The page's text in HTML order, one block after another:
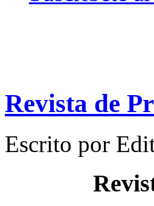
Revista de
Escrito por